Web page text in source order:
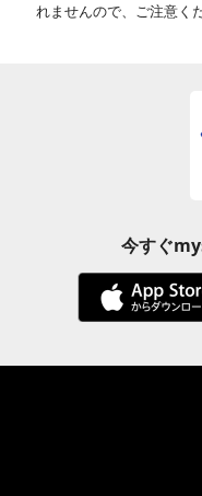
れませんので、ご注意く
今すぐ